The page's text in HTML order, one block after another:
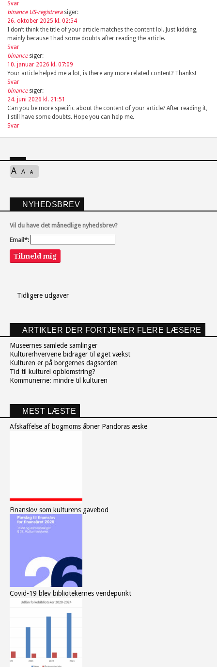
Svar
binance US-registrera siger:
26. oktober 2025 kl. 02:54
I don’t think the title of your article matches the content lol. Just kidding,
mainly because I had some doubts after reading the article.
Svar
binance siger:
10. januar 2026 kl. 07:09
Your article helped me a lot, is there any more related content? Thanks!
Svar
binance siger:
24. juni 2026 kl. 21:51
Can you be more specific about the content of your article? After reading it,
I still have some doubts. Hope you can help me.
Svar
A A A
NYHEDSBREV
Vil du have det månedlige nyhedsbrev?
Email*:
Tilmeld mig
Tidligere udgaver
ARTIKLER DER FORTJENER FLERE LÆSERE
Museernes samlede samlinger
Kulturerhvervene bidrager til øget vækst
Kulturen er på borgernes dagsorden
Tid til kulturel opblomstring?
Kommunerne: mindre til kulturen
MEST LÆSTE
Afskaffelse af bogmoms åbner Pandoras æske
Finanslov som kulturens gavebod
Covid-19 blev bibliotekernes vendepunkt